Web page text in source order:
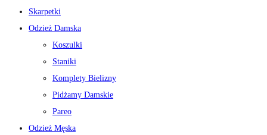
Skarpetki
Odzież Damska
Koszulki
Staniki
Komplety Bielizny
Pidżamy Damskie
Pareo
Odzież Męska